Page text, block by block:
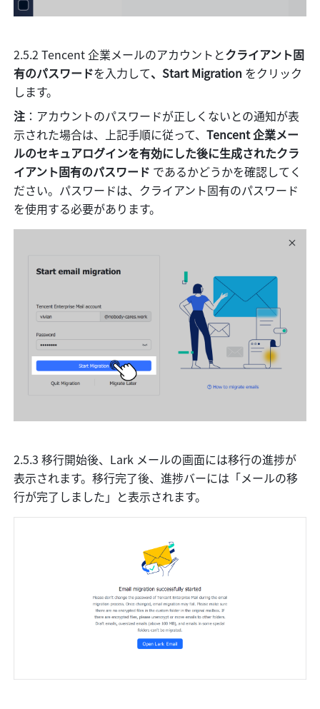
2.5.2 Tencent 企業メールのアカウントとクライアント固
有のパスワードを入力して、Start Migration をクリック
します。
注 ：アカウントのパスワードが正しくないとの通知が表
示された場合は、上記手順に従って、Tencent 企業メー
ルのセキュアログインを有効にした後に生成されたクラ
イアント固有のパスワード であるかどうかを確認してく
ださい。パスワードは、クライアント固有のパスワード
を使用する必要があります。
2.5.3 移行開始後、Lark メールの画面には移行の進捗が
表示されます。移行完了後、進捗バーには「メールの移
行が完了しました」と表示されます。